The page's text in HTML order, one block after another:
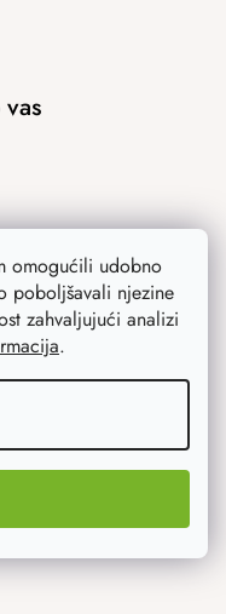
omogućili udobno
poboljšavali njezine
zahvaljujući analizi
.
zanima